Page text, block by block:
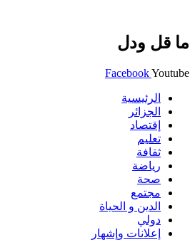
ما قل ودل
FacebookYoutube
الرئيسية
الجزائر
إقتصاد
تعليم
ثقافة
رياضة
صحة
مجتمع
الدين و الحياة
دولي
إعلانات وإشهار